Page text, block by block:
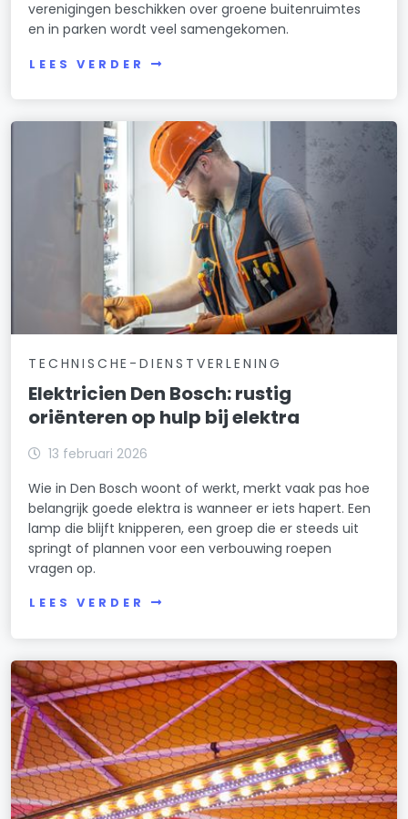
verenigingen beschikken over groene buitenruimtes
en in parken wordt veel samengekomen.
LEES VERDER
TECHNISCHE-DIENSTVERLENING
Elektricien Den Bosch: rustig
oriënteren op hulp bij elektra
13 februari 2026
Wie in Den Bosch woont of werkt, merkt vaak pas hoe
belangrijk goede elektra is wanneer er iets hapert. Een
lamp die blijft knipperen, een groep die er steeds uit
springt of plannen voor een verbouwing roepen
vragen op.
LEES VERDER